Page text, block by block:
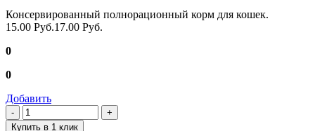
Консервированный полнорационный корм для кошек.
15.00 Руб.17.00 Руб.
0
0
Добавить
Купить в 1 клик